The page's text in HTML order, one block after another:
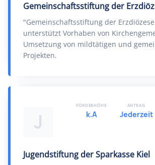
Gemeinschaftsstiftung der
"Gemeinschaftsstiftung der
unterstützt Vorhaben von
Umsetzung von mildtätigen und
Projekten.
J
Jugendstiftung der Sparkasse Kiel
FÖRDERHÖHE
k.A
ANTRAG
Jederzeit